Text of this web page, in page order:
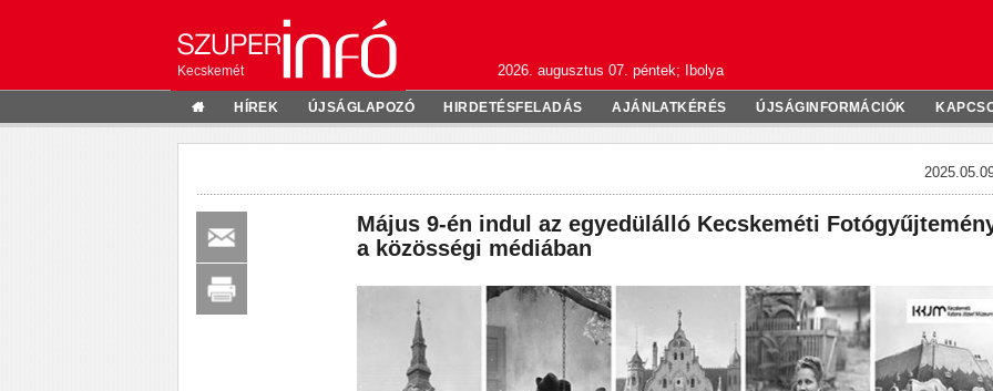
Kecskemét 2026. augusztus 07. péntek; Ibolya
HÍREK ÚJSÁGLAPOZÓ HIRDETÉSFELADÁS AJÁNLATKÉRÉS ÚJSÁGINFORMÁCIÓK
Május 9-én indul az egyedülálló Kecskeméti
a közösségi médiában